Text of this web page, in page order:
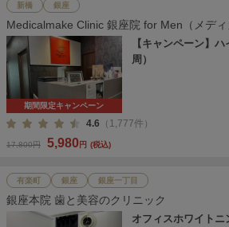
新橋 銀座
Medicalmake Clinic 銀座院 for Men（メデ
銀座院）
期間限定キャンペーン
【キャンペーン】
周）
4.6 （1,777件）
17,800円 5,980円 (税込)
有楽町 銀座 銀座一丁目
銀座本院 歯と美容のクリニック
オフィスホワイトニ